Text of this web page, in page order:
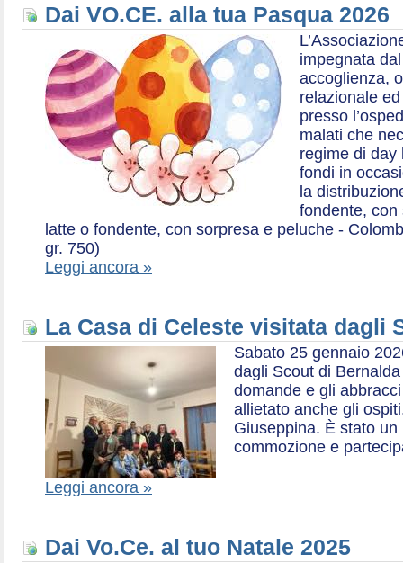
Dai VO.CE. alla tua Pasqua 2026
impegnata
accoglienza,
relazionale
presso
malati che
regime di day
fondi in
la
fondente, con
latte o fondente, con sorpresa e peluche -
gr. 750)
Leggi ancora »
La Casa di Celeste visitata dagli
Sabato 25 gennaio
dagli Scout di
domande e gli
allietato anche gli
Giuseppina. È stato
commozione e
Leggi ancora »
Dai Vo.Ce. al tuo Natale 2025